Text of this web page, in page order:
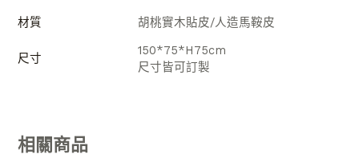
材質 胡桃實木貼皮/人造馬鞍皮
尺寸
150*75*H75cm
尺寸皆可訂製
相關商品